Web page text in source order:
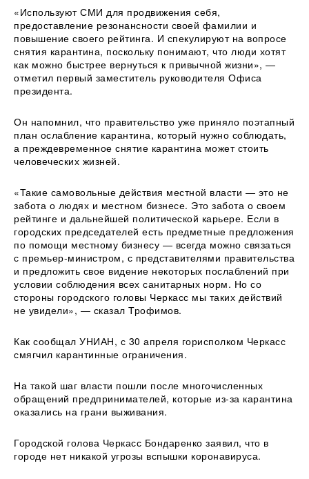
«Используют СМИ для продвижения себя,
предоставление резонансности своей фамилии и
повышение своего рейтинга. И спекулируют на вопросе
снятия карантина, поскольку понимают, что люди хотят
как можно быстрее вернуться к привычной жизни», —
отметил первый заместитель руководителя Офиса
президента.
Он напомнил, что правительство уже приняло поэтапный
план ослабление карантина, который нужно соблюдать,
а преждевременное снятие карантина может стоить
человеческих жизней.
«Такие самовольные действия местной власти — это не
забота о людях и местном бизнесе. Это забота о своем
рейтинге и дальнейшей политической карьере. Если в
городских председателей есть предметные предложения
по помощи местному бизнесу — всегда можно связаться
с премьер-министром, с представителями правительства
и предложить свое видение некоторых послаблений при
условии соблюдения всех санитарных норм. Но со
стороны городского головы Черкасс мы таких действий
не увидели», — сказал Трофимов.
Как сообщал УНИАН, с 30 апреля горисполком Черкасс
смягчил карантинные ограничения.
На такой шаг власти пошли после многочисленных
обращений предпринимателей, которые из-за карантина
оказались на грани выживания.
Городской голова Черкасс Бондаренко заявил, что в
городе нет никакой угрозы вспышки коронавируса.